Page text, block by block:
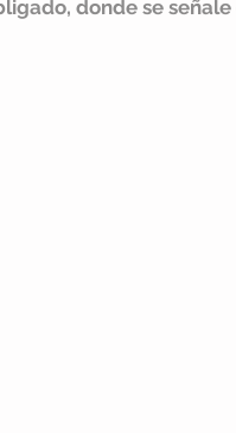
donde se